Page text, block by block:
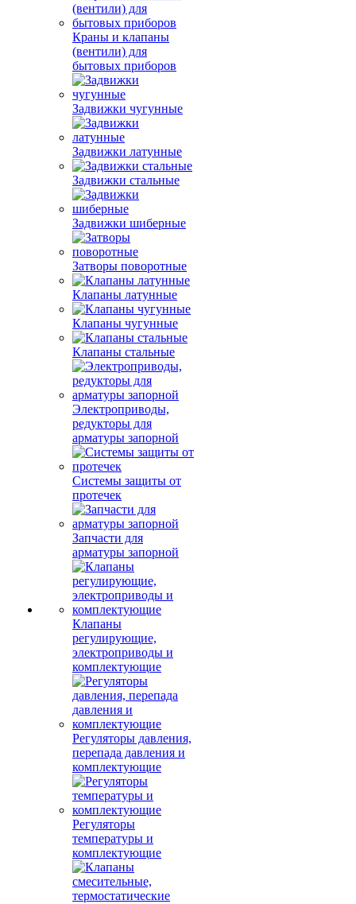
Краны и клапаны
(вентили) для
бытовых приборов
Задвижки чугунные
Задвижки латунные
Задвижки стальные
Задвижки шиберные
Затворы поворотные
Клапаны латунные
Клапаны чугунные
Клапаны стальные
Электроприводы,
редукторы для
арматуры запорной
Системы защиты от
протечек
Запчасти для
арматуры запорной
Клапаны
регулирующие,
электроприводы и
комплектующие
Регуляторы давления,
перепада давления и
комплектующие
Регуляторы
температуры и
комплектующие